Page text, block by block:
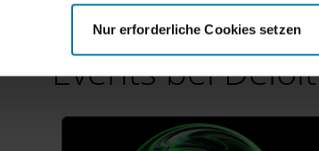
Nur erforderliche Cookies setzen
Events bei